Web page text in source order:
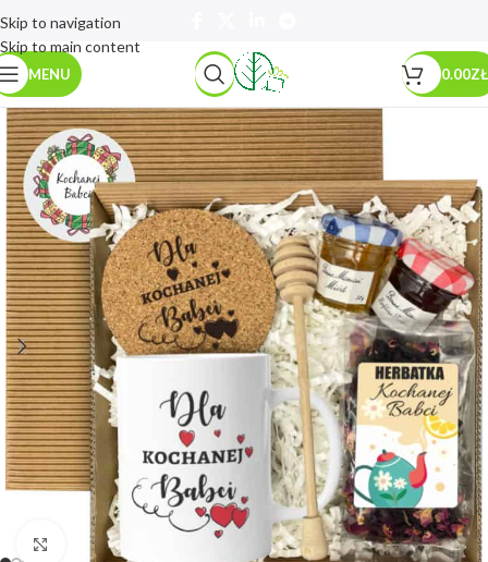
Skip to navigation
Skip to main content
MENU 0.00ZŁ
Powiększ